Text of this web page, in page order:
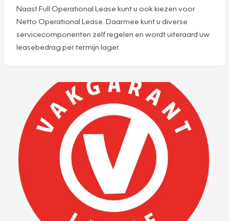
Naast Full Operational Lease kunt u ook kiezen voor
Netto Operational Lease. Daarmee kunt u diverse
servicecomponenten zelf regelen en wordt uiteraard uw
leasebedrag per termijn lager.